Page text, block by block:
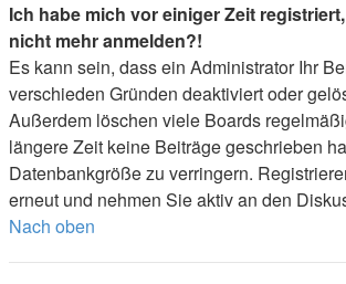
Ich habe mich vor einiger Zeit
nicht mehr anmelden?!
Es kann sein, dass ein Administrator Ihr
verschieden Gründen deaktiviert oder
Außerdem löschen viele Boards
längere Zeit keine Beiträge geschrieben
Datenbankgröße zu verringern.
erneut und nehmen Sie aktiv an den
Nach oben